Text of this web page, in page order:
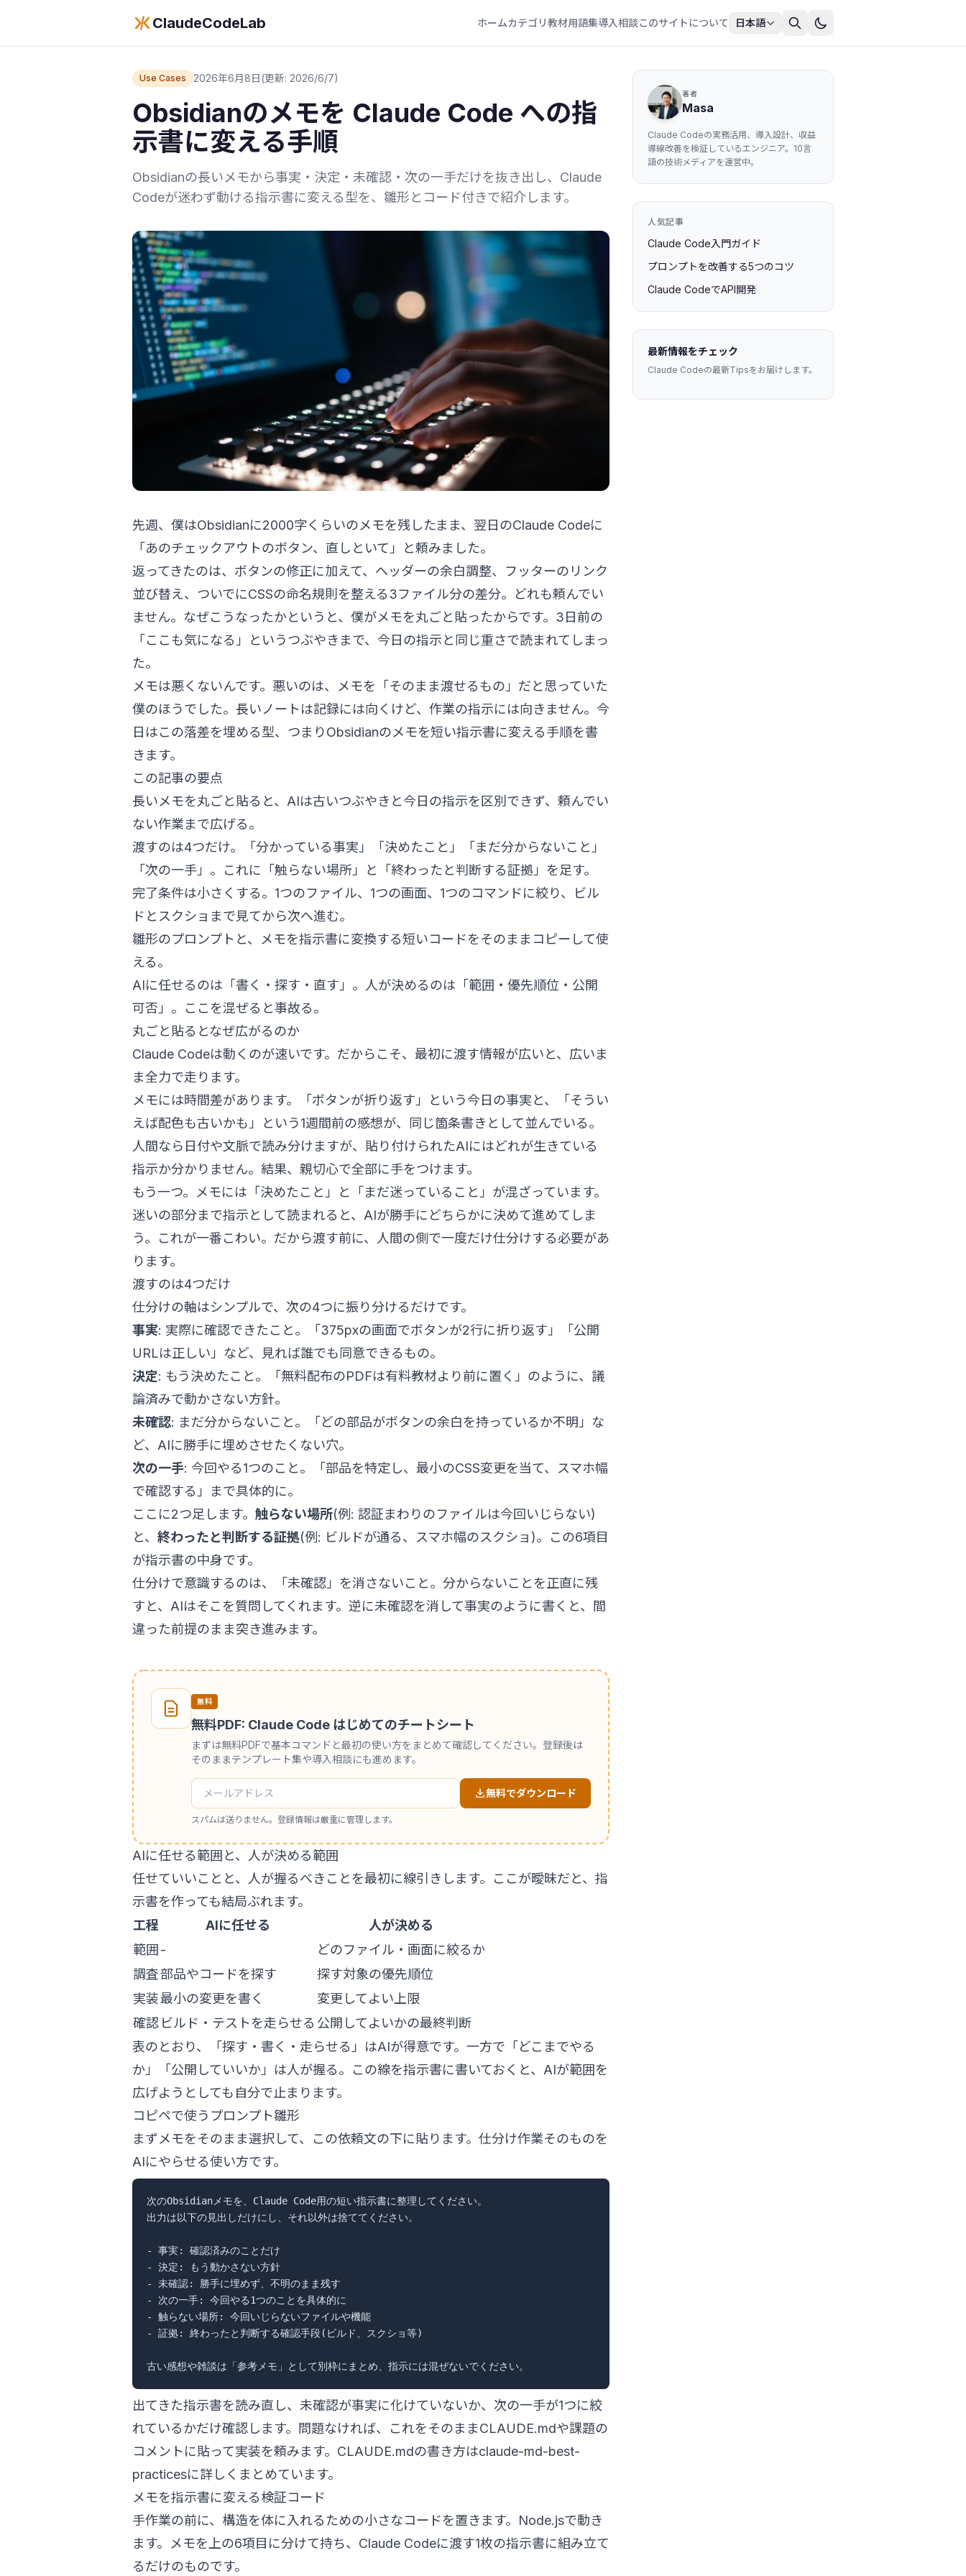
ClaudeCodeLab ホームカテゴリ教材用語集導入相談このサイトについて 日本語
Use Cases 2026年6月8日(更新: 2026/6/7)
Obsidianのメモを Claude Code への指
示書に変える手順
Obsidianの長いメモから事実・決定・未確認・次の一手だけを抜き出し、Claude
Codeが迷わず動ける指示書に変える型を、雛形とコード付きで紹介します。
先週、僕はObsidianに2000字くらいのメモを残したまま、翌日のClaude Codeに
「あのチェックアウトのボタン、直しといて」と頼みました。
返ってきたのは、ボタンの修正に加えて、ヘッダーの余白調整、フッターのリンク
並び替え、ついでにCSSの命名規則を整える3ファイル分の差分。どれも頼んでい
ません。なぜこうなったかというと、僕がメモを丸ごと貼ったからです。3日前の
「ここも気になる」というつぶやきまで、今日の指示と同じ重さで読まれてしまっ
た。
メモは悪くないんです。悪いのは、メモを「そのまま渡せるもの」だと思っていた
僕のほうでした。長いノートは記録には向くけど、作業の指示には向きません。今
日はこの落差を埋める型、つまりObsidianのメモを短い指示書に変える手順を書
きます。
この記事の要点
長いメモを丸ごと貼ると、AIは古いつぶやきと今日の指示を区別できず、頼んでい
ない作業まで広げる。
渡すのは4つだけ。「分かっている事実」「決めたこと」「まだ分からないこと」
「次の一手」。これに「触らない場所」と「終わったと判断する証拠」を足す。
完了条件は小さくする。1つのファイル、1つの画面、1つのコマンドに絞り、ビル
ドとスクショまで見てから次へ進む。
雛形のプロンプトと、メモを指示書に変換する短いコードをそのままコピーして使
える。
AIに任せるのは「書く・探す・直す」。人が決めるのは「範囲・優先順位・公開
可否」。ここを混ぜると事故る。
丸ごと貼るとなぜ広がるのか
Claude Codeは動くのが速いです。だからこそ、最初に渡す情報が広いと、広いま
ま全力で走ります。
メモには時間差があります。「ボタンが折り返す」という今日の事実と、「そうい
えば配色も古いかも」という1週間前の感想が、同じ箇条書きとして並んでいる。
人間なら日付や文脈で読み分けますが、貼り付けられたAIにはどれが生きている
指示か分かりません。結果、親切心で全部に手をつけます。
もう一つ。メモには「決めたこと」と「まだ迷っていること」が混ざっています。
迷いの部分まで指示として読まれると、AIが勝手にどちらかに決めて進めてしま
う。これが一番こわい。だから渡す前に、人間の側で一度だけ仕分けする必要があ
ります。
渡すのは4つだけ
仕分けの軸はシンプルで、次の4つに振り分けるだけです。
事実: 実際に確認できたこと。「375pxの画面でボタンが2行に折り返す」「公開
URLは正しい」など、見れば誰でも同意できるもの。
決定: もう決めたこと。「無料配布のPDFは有料教材より前に置く」のように、議
論済みで動かさない方針。
未確認: まだ分からないこと。「どの部品がボタンの余白を持っているか不明」な
ど、AIに勝手に埋めさせたくない穴。
次の一手: 今回やる1つのこと。「部品を特定し、最小のCSS変更を当て、スマホ幅
で確認する」まで具体的に。
ここに2つ足します。 触らない場所(例: 認証まわりのファイルは今回いじらない)
と、 終わったと判断する証拠(例: ビルドが通る、スマホ幅のスクショ)。この6項目
が指示書の中身です。
仕分けで意識するのは、「未確認」を消さないこと。分からないことを正直に残
すと、AIはそこを質問してくれます。逆に未確認を消して事実のように書くと、間
違った前提のまま突き進みます。
無料
無料PDF: Claude Code はじめてのチートシート
まずは無料PDFで基本コマンドと最初の使い方をまとめて確認してください。登録後は
そのままテンプレート集や導入相談にも進めます。
無料でダウンロード
スパムは送りません。登録情報は厳重に管理します。
AIに任せる範囲と、人が決める範囲
任せていいことと、人が握るべきことを最初に線引きします。ここが曖昧だと、指
示書を作っても結局ぶれます。
工程
AIに任せる
人が決める
範囲 -
どのファイル・画面に絞るか
調査部品やコードを探す
探す対象の優先順位
実装最小の変更を書く
変更してよい上限
確認 ビルド・テストを走らせる 公開してよいかの最終判断
表のとおり、「探す・書く・走らせる」はAIが得意です。一方で「どこまでやる
か」「公開していいか」は人が握る。この線を指示書に書いておくと、AIが範囲を
広げようとしても自分で止まります。
コピペで使うプロンプト雛形
まずメモをそのまま選択して、この依頼文の下に貼ります。仕分け作業そのものを
AIにやらせる使い方です。
次のObsidianメモを、Claude Code用の短い指示書に整理してください。
出力は以下の見出しだけにし、それ以外は捨ててください。
- 事実: 確認済みのことだけ
- 決定: もう動かさない方針
- 未確認: 勝手に埋めず、不明のまま残す
- 次の一手: 今回やる1つのことを具体的に
- 触らない場所: 今回いじらないファイルや機能
- 証拠: 終わったと判断する確認手段(ビルド、スクショ等)
出てきた指示書を読み直し、未確認が事実に化けていないか、次の一手が1つに絞
れているかだけ確認します。問題なければ、これをそのままCLAUDE.mdや課題の
コメントに貼って実装を頼みます。CLAUDE.mdの書き方はclaude-md-best-
practicesに詳しくまとめています。
メモを指示書に変える検証コード
手作業の前に、構造を体に入れるための小さなコードを置きます。Node.jsで動き
ます。メモを上の6項目に分けて持ち、Claude Codeに渡す1枚の指示書に組み立て
るだけのものです。
著者
Masa
Claude Codeの実務活用、導入設計、収益
導線改善を検証しているエンジニア。10言
語の技術メディアを運営中。
人気記事
Claude Code入門ガイド
プロンプトを改善する5つのコツ
Claude CodeでAPI開発
最新情報をチェック
Claude Codeの最新Tipsをお届けします。